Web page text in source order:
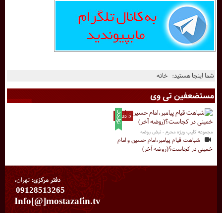
شما اینجا هستید:خانه
مستضعفین تی وی
5 دقیقه
مجموعه کلیپ ویژه محرم - نبض روضه
شباهت قیام پیامبر،امام حسین و امام
خمینی در کجاست؟(روضه آخر)
دفتر مرکزی:تهران،
09128513265
Info[@]mostazafin.tv